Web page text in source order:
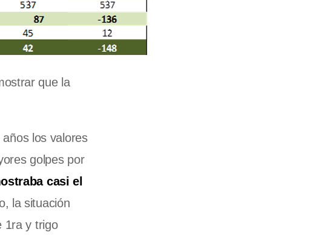
que la
años los valores
golpes por
casi el
la situación
1ra y trigo